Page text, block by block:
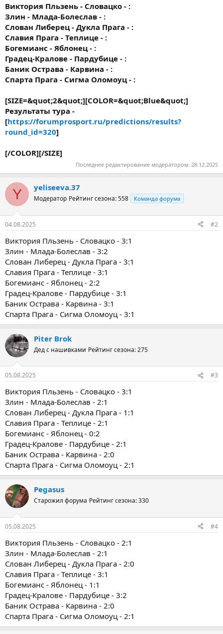
Виктория Пльзень - Словацко - :
Злин - Млада-Болеслав - :
Слован Либерец - Дукла Прага - :
Славия Прага - Теплице - :
Богемианс - Яблонец - :
Градец-Кралове - Пардубице - :
Баник Острава - Карвина - :
Спарта Прага - Сигма Оломоуц - :
[SIZE=&quot;2&quot;][COLOR=&quot;Blue&quot;]
Результаты тура -
[https://forumprosport.ru/predictions/results?
round_id=320]
[/COLOR][/SIZE]
Последнее редактирование модератором: 28.12.2025
Y yeliseeva.37
Модератор Рейтинг сезона: 558 Команда форума
04.08.2025 #2
Виктория Пльзень - Словацко - 3:1
Злин - Млада-Болеслав - 3:2
Слован Либерец - Дукла Прага - 3:1
Славия Прага - Теплице - 3:1
Богемианс - Яблонец - 2:2
Градец-Кралове - Пардубице - 3:1
Баник Острава - Карвина - 3:1
Спарта Прага - Сигма Оломоуц - 3:1
Piter Brok
Дед с нашивками Рейтинг сезона: 275
05.08.2025 #3
Виктория Пльзень - Словацко - 3:1
Злин - Млада-Болеслав - 2:1
Слован Либерец - Дукла Прага - 1:1
Славия Прага - Теплице - 2:1
Богемианс - Яблонец - 0:2
Градец-Кралове - Пардубице - 2:1
Баник Острава - Карвина - 2:0
Спарта Прага - Сигма Оломоуц - 2:1
Pegasus
Старожил форума Рейтинг сезона: 330
05.08.2025 #4
Виктория Пльзень - Словацко - 2:1
Злин - Млада-Болеслав - 2:1
Слован Либерец - Дукла Прага - 2:0
Славия Прага - Теплице - 3:1
Богемианс - Яблонец - 1:1
Градец-Кралове - Пардубице - 3:2
Баник Острава - Карвина - 2:0
Спарта Прага - Сигма Оломоуц - 2:1